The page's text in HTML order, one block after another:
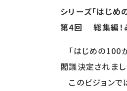
シリーズ「はじめ
第4回 総集編！
「はじめの100
閣議決定されまし
このビジョンで